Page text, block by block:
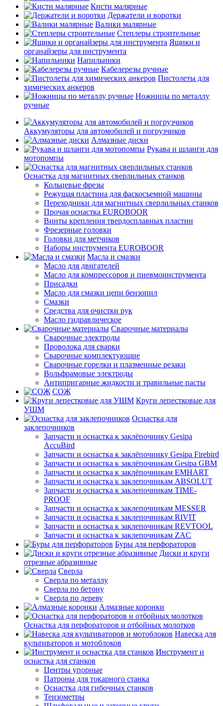
Кисти малярные
Держатели и воротки
Валики малярные
Степлеры строительные
Ящики и
органайзеры для инструмента
Напильники
Кабелерезы ручные
Пистолеты для
химических анкеров
Ножницы по металлу
ручные
Аккумуляторы для автомобилей и погрузчиков
Алмазные диски
Рукава и шланги для
мотопомпы
Оснастка для магнитных сверлильных станков
Кольцевые фрезы
Режущая пластина для фаскосъемной машины
Переходники для магнитных сверлильных станков
Прочая оснастка EUROBOOR
Винты крепления твердосплавных пластин
Фрезерные головки
Головки для метчиков
Наборы инструмента EUROBOOR
Масла и смазки
Масло для двигателей
Масло для компрессоров и пневмоинструмента
Присадки
Масло для смазки цепи бензопил
Смазки
Средства для очистки рук
Масло гидравлическое
Сварочные материалы
Сварочные электроды
Проволока для сварки
Сварочные комплектующие
Сварочные горелки и плазменные резаки
Вольфрамовые электроды
Антипригарные жидкости и травильные пасты
СОЖ
Круги лепестковые для
УШМ
Оснастка для
заклепочников
Запчасти и оснастка к заклёпочнику Gesipa
AccuBird
Запчасти и оснастка к заклёпочнику Gesipa Firebird
Запчасти и оснастка к заклёпочникам Gesipa GBM
Запчасти и оснастка к заклёпочникам EMHART
Запчасти и оснастка к заклепочникам ABSOLUT
Запчасти и оснастка к заклепочникам TIME-
PROOF
Запчасти и оснастка к заклепочникам MESSER
Запчасти и оснастка к заклепочникам RIVIT
Запчасти и оснастка к заклепочникам REVTOOL
Запчасти и оснастка к заклепочникам ZAC
Буры для перфораторов
Диски и круги
отрезные абразивные
Сверла
Сверла по металлу
Сверла по бетону
Сверла по дереву
Алмазные коронки
Оснастка для перфораторов и отбойных молотков
Навеска для
культиваторов и мотоблоков
Инструмент и
оснастка для станков
Центры упорные
Патроны для токарного станка
Оснастка для гибочных станков
Тензометры